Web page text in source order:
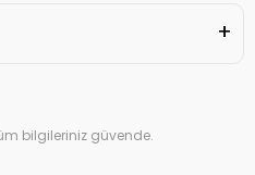
bilgileriniz güvende.